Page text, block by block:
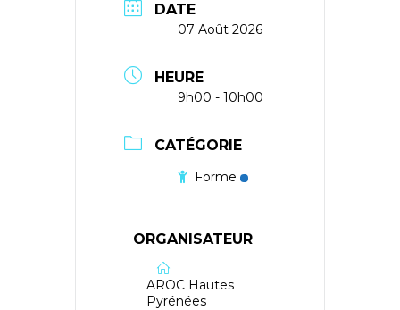
DATE
07 Août 2026
HEURE
9h00 - 10h00
CATÉGORIE
Forme
ORGANISATEUR
AROC Hautes
Pyrénées